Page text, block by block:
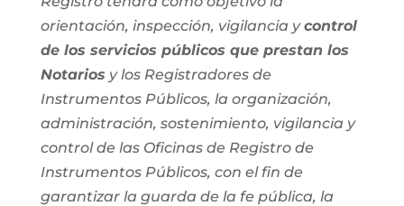
orientación, inspección, vigilancia ycontrol
de los servicios públicos que prestan los
Notarios y los Registradores de
Instrumentos Públicos, la organización,
administración, sostenimiento, vigilancia y
control de las Oficinas de Registro de
Instrumentos Públicos, con el fin de
garantizar la guarda de la fe pública, la